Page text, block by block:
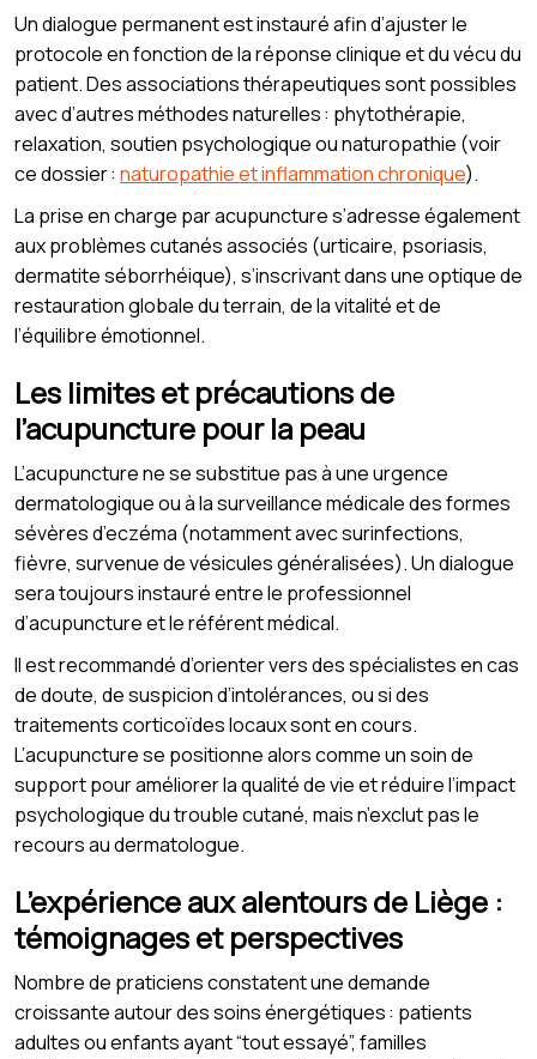
Un dialogue permanent est instauré afin d’ajuster le
protocole en fonction de la réponse clinique et du vécu du
patient. Des associations thérapeutiques sont possibles
avec d’autres méthodes naturelles : phytothérapie,
relaxation, soutien psychologique ou naturopathie (voir
ce dossier : naturopathie et inflammation chronique).
La prise en charge par acupuncture s’adresse également
aux problèmes cutanés associés (urticaire, psoriasis,
dermatite séborrhéique), s’inscrivant dans une optique de
restauration globale du terrain, de la vitalité et de
l’équilibre émotionnel.
Les limites et précautions de
l’acupuncture pour la peau
L’acupuncture ne se substitue pas à une urgence
dermatologique ou à la surveillance médicale des formes
sévères d’eczéma (notamment avec surinfections,
fièvre, survenue de vésicules généralisées). Un dialogue
sera toujours instauré entre le professionnel
d’acupuncture et le référent médical.
Il est recommandé d’orienter vers des spécialistes en cas
de doute, de suspicion d’intolérances, ou si des
traitements corticoïdes locaux sont en cours.
L’acupuncture se positionne alors comme un soin de
support pour améliorer la qualité de vie et réduire l’impact
psychologique du trouble cutané, mais n’exclut pas le
recours au dermatologue.
L’expérience aux alentours de Liège :
témoignages et perspectives
Nombre de praticiens constatent une demande
croissante autour des soins énergétiques : patients
adultes ou enfants ayant “tout essayé”, familles